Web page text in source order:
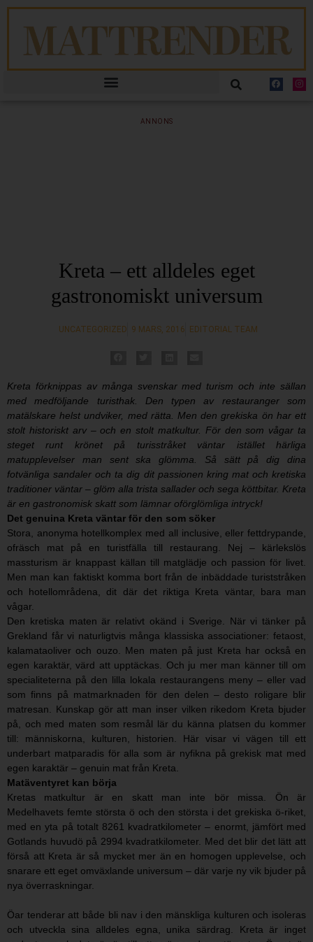
ANNONS
Kreta – ett alldeles eget
gastronomiskt universum
UNCATEGORIZED 9 MARS, 2016 EDITORIAL TEAM
Kreta förknippas av många svenskar med turism och inte sällan
med medföljande turisthak. Den typen av restauranger som
matälskare helst undviker, med rätta. Men den grekiska ön har ett
stolt historiskt arv – och en stolt matkultur. För den som vågar ta
steget runt krönet på turisstråket väntar istället härliga
matupplevelser man sent ska glömma. Så sätt på dig dina
fotvänliga sandaler och ta dig dit passionen kring mat och kretiska
traditioner väntar – glöm alla trista sallader och sega köttbitar. Kreta
är en gastronomisk skatt som lämnar oförglömliga intryck!
Det genuina Kreta väntar för den som söker
Stora, anonyma hotellkomplex med all inclusive, eller fettdrypande,
ofräsch mat på en turistfälla till restaurang. Nej – kärlekslös
massturism är knappast källan till matglädje och passion för livet.
Men man kan faktiskt komma bort från de inbäddade turiststråken
och hotellområdena, dit där det riktiga Kreta väntar, bara man
vågar.
Den kretiska maten är relativt okänd i Sverige. När vi tänker på
Grekland får vi naturligtvis många klassiska associationer: fetaost,
kalamataoliver och ouzo. Men maten på just Kreta har också en
egen karaktär, värd att upptäckas. Och ju mer man känner till om
specialiteterna på den lilla lokala restaurangens meny – eller vad
som finns på matmarknaden för den delen – desto roligare blir
matresan. Kunskap gör att man inser vilken rikedom Kreta bjuder
på, och med maten som resmål lär du känna platsen du kommer
till: människorna, kulturen, historien. Här visar vi vägen till ett
underbart matparadis för alla som är nyfikna på grekisk mat med
egen karaktär – genuin mat från Kreta.
Matäventyret kan börja
Kretas matkultur är en skatt man inte bör missa. Ön är
Medelhavets femte största ö och den största i det grekiska ö-riket,
med en yta på totalt 8261 kvadratkilometer – enormt, jämfört med
Gotlands huvudö på 2994 kvadratkilometer. Med det blir det lätt att
förså att Kreta är så mycket mer än en homogen upplevelse, och
snarare ett eget omväxlande universum – där varje ny vik bjuder på
nya överraskningar.
Öar tenderar att både bli nav i den mänskliga kulturen och isoleras
och utveckla sina alldeles egna, unika särdrag. Kreta är inget